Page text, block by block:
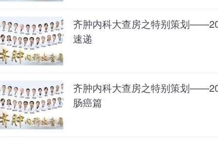
齐肿内科大查房之特别策划
速递
齐肿内科大查房之特别策划
肠癌篇